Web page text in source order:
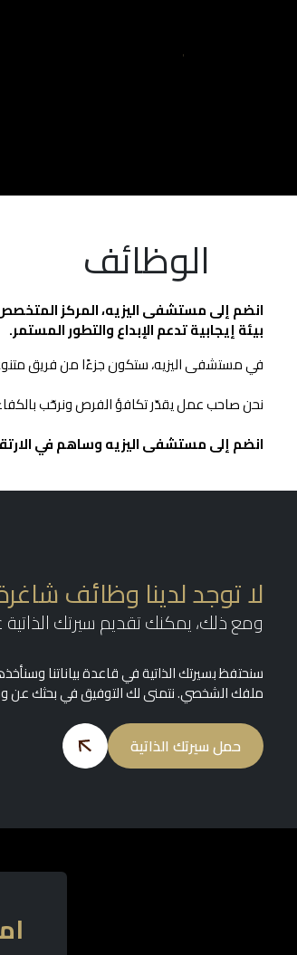
الوظائف
انضم إلى مستشفى اليزيه، المركز
بيئة إيجابية تدعم الإبداع والتطور المستمر.
في مستشفى اليزيه، ستكون جزءًا من فريق متنوع
نحن صاحب عمل يقدّر تكافؤ الفرص ونرحّب
انضم إلى مستشفى اليزيه وساهم في
لا توجد لدينا وظائف
ومع ذلك، يمكنك تقديم سيرتك الذاتية
سنحتفظ بسيرتك الذاتية في قاعدة بياناتنا
ملفك الشخصي. نتمنى لك التوفيق في بحثك عن
حمل سيرتك الذاتية